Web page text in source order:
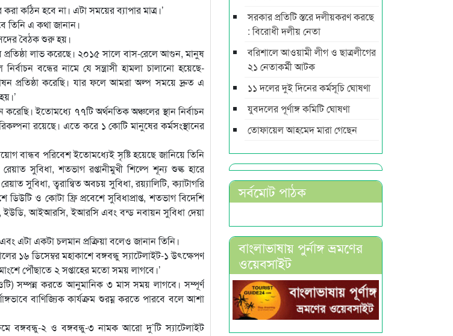
কঠিন হবে না। এটা সময়ের ব্যাপার মাত্র।’
তিনি এ কথা জানান।
বৈঠক শুরু হয়।
প্রতিষ্ঠা লাভ করেছে। ২০১৫ সালে বাস-রেলে আগুন, মানুষ
বন্ধের নামে যে সন্ত্রাসী হামলা চালানো হয়েছে-
প্রতিষ্ঠা করেছি। যার ফলে আমরা অল্প সময়ে দ্রুত এ
ইতোমধ্যে ৭৭টি অর্থনতিক অঞ্চলের স্থান নির্বাচন
রয়েছে। এতে করে ১ কোটি মানুষের কর্মসংস্থানের
বান্ধব পরিবেশ ইতোমধ্যেই সৃষ্টি হয়েছে জানিয়ে তিনি
সুবিধা, শতভাগ রপ্তানীমুখী শিল্পে শূন্য শুল্ক হারে
সুবিধা, ত্বরান্বিত অবচয় সুবিধা, রয়্যালিটি, ক্যাটাগরি
ও কোটা ফ্রি প্রবেশে সুবিধাপ্রাপ্ত, শতভাগ বিদেশি
ইউডি, আইআরসি, ইআরসি এবং বন্ড নবায়ন সুবিধা দেয়া
এটা একটা চলমান প্রক্রিয়া বলেও জানান তিনি।
১৬ ডিসেম্বর মহাকাশে বঙ্গবন্ধু স্যাটেলাইট-১ উৎক্ষেপণ
পৌঁছাতে ২ সপ্তাহের মতো সময় লাগবে।’
সম্পন্ন করতে আনুমানিক ৩ মাস সময় লাগবে। সম্পূর্ণ
বাণিজ্যিক কার্যক্রম শুরম্ন করতে পারবে বলে আশা
বঙ্গবন্ধু-২ ও বঙ্গবন্ধু-৩ নামক আরো দু’টি স্যাটেলাইট
সরকার প্রতিটি স্তরে দলীয়করণ করছে
: বিরোধী দলীয় নেতা
বরিশালে আওয়ামী লীগ ও ছাত্রলীগের
২১ নেতাকর্মী আটক
১১ দলের দুই দিনের কর্মসূচি ঘোষণা
যুবদলের পূর্ণাঙ্গ কমিটি ঘোষণা
তোফায়েল আহমেদ মারা গেছেন
সর্বমোট পাঠক
বাংলাভাষায় পুর্নাঙ্গ ভ্রমণের
ওয়েবসাইট